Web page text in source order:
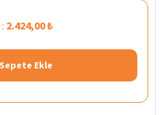
2.424,00 ₺
Ekle